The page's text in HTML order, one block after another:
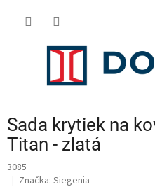
Sada krytiek na
Titan - zlatá
3085
Značka: Siegenia